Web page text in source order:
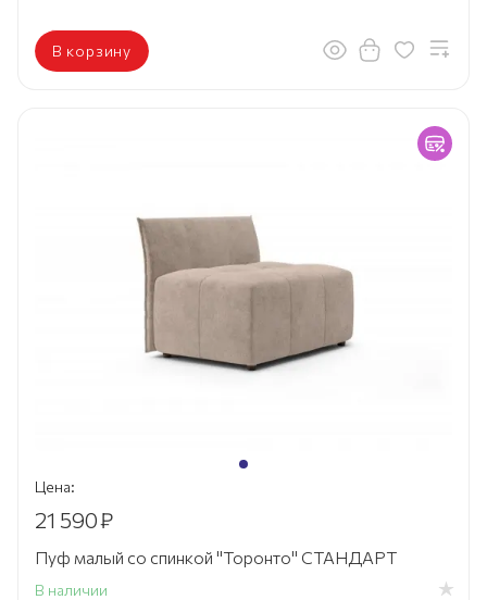
В корзину
Цена:
21 590₽
Пуф малый со спинкой "Торонто" СТАНДАРТ
В наличии